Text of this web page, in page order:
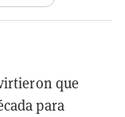
que
para